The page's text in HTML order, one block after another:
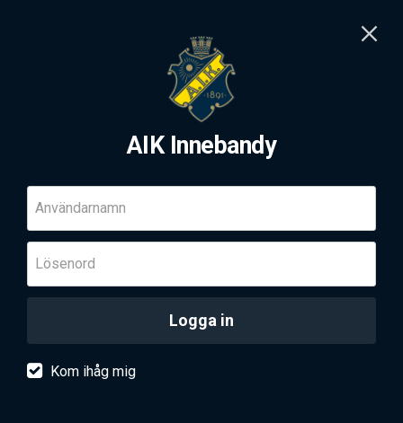
AIK Innebandy
Användarnamn
Lösenord
Logga in
Kom ihåg mig